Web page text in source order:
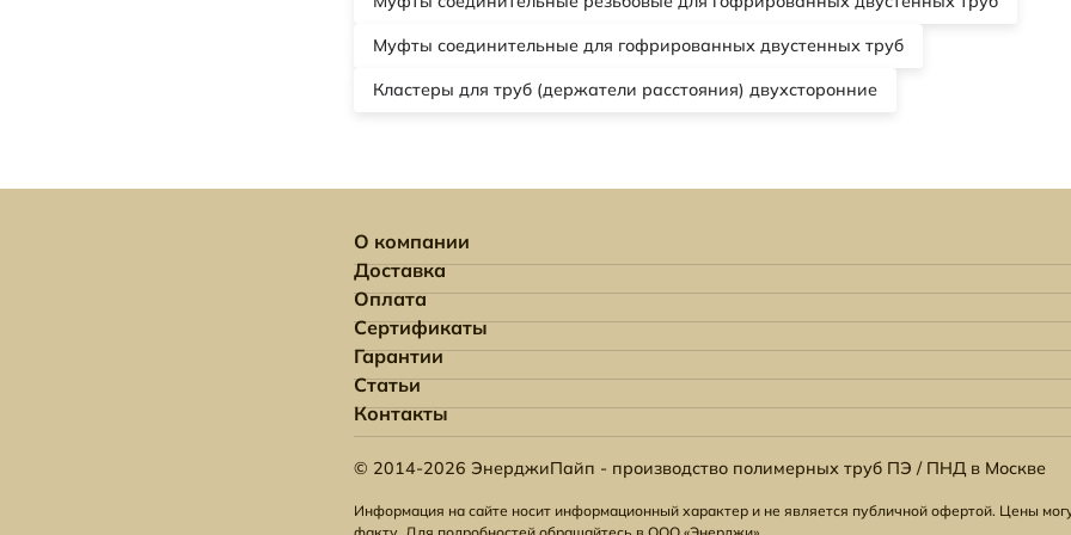
Муфты соединительные для гофрированных двустенных труб
Кластеры для труб (держатели расстояния) двухсторонние
О компании
Доставка
Оплата
Сертификаты
Гарантии
Статьи
Контакты
© 2014-2026 ЭнерджиПайп - производство полимерных труб ПЭ / ПНД в Москве
Информация на сайте носит информационный характер и не является публичной офертой. Цены